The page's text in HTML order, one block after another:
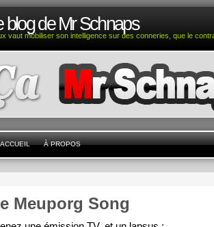
blog de Mr Schnaps
vaut mobiliser son intelligence sur des conneries, que le
ACCUEIL À PROPOS
Meuporg Song